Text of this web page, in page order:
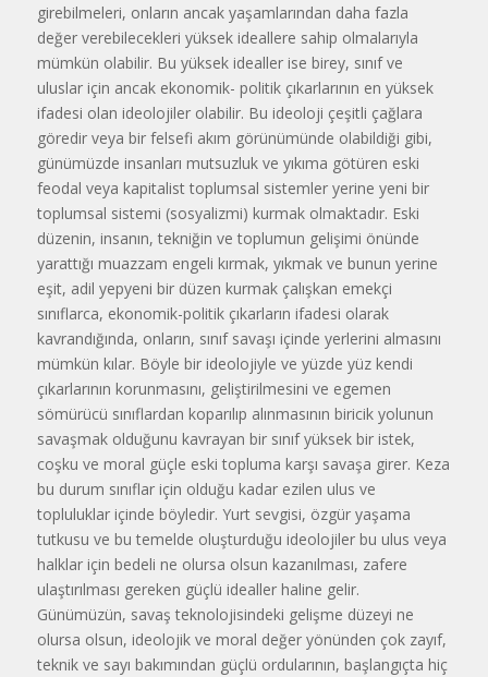
girebilmeleri, onların ancak yaşamlarından daha fazla
değer verebilecekleri yüksek ideallere sahip olmalarıyla
mümkün olabilir. Bu yüksek idealler ise birey, sınıf ve
uluslar için ancak ekonomik- politik çıkarlarının en yüksek
ifadesi olan ideolojiler olabilir. Bu ideoloji çeşitli çağlara
göredir veya bir felsefi akım görünümünde olabildiği gibi,
günümüzde insanları mutsuzluk ve yıkıma götüren eski
feodal veya kapitalist toplumsal sistemler yerine yeni bir
toplumsal sistemi (sosyalizmi) kurmak olmaktadır. Eski
düzenin, insanın, tekniğin ve toplumun gelişimi önünde
yarattığı muazzam engeli kırmak, yıkmak ve bunun yerine
eşit, adil yepyeni bir düzen kurmak çalışkan emekçi
sınıflarca, ekonomik-politik çıkarların ifadesi olarak
kavrandığında, onların, sınıf savaşı içinde yerlerini almasını
mümkün kılar. Böyle bir ideolojiyle ve yüzde yüz kendi
çıkarlarının korunmasını, geliştirilmesini ve egemen
sömürücü sınıflardan koparılıp alınmasının biricik yolunun
savaşmak olduğunu kavrayan bir sınıf yüksek bir istek,
coşku ve moral güçle eski topluma karşı savaşa girer. Keza
bu durum sınıflar için olduğu kadar ezilen ulus ve
topluluklar içinde böyledir. Yurt sevgisi, özgür yaşama
tutkusu ve bu temelde oluşturduğu ideolojiler bu ulus veya
halklar için bedeli ne olursa olsun kazanılması, zafere
ulaştırılması gereken güçlü idealler haline gelir.
Günümüzün, savaş teknolojisindeki gelişme düzeyi ne
olursa olsun, ideolojik ve moral değer yönünden çok zayıf,
teknik ve sayı bakımından güçlü ordularının, başlangıçta hiç